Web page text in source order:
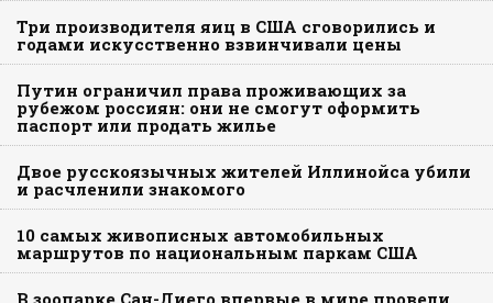
Три производителя яиц в США сговорились и
годами искусственно взвинчивали цены
Путин ограничил права проживающих за
рубежом россиян: они не смогут оформить
паспорт или продать жилье
Двое русскоязычных жителей Иллинойса убили
и расчленили знакомого
10 самых живописных автомобильных
маршрутов по национальным паркам США
В зоопарке Сан-Диего впервые в мире провели